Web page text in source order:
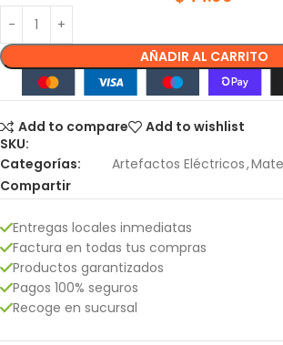
AÑADIR AL CARRITO
Add to compare
Add to wishlist
SKU:
Categorías:
Artefactos Eléctricos,
Compartir
Entregas locales inmediatas
Factura en todas tus compras
Productos garantizados
Pagos 100% seguros
Recoge en sucursal